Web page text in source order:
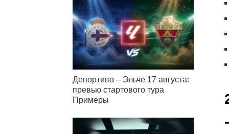
Депортиво – Эльче 17 августа:
превью стартового тура
Примеры